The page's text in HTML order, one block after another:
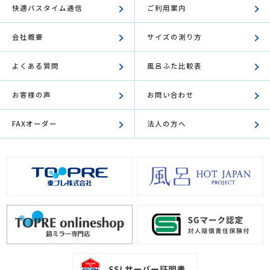
快適バスタイム通信 ご利用案内
会社概要 サイズの測り方
よくある質問 風呂ふた比較表
お客様の声 お問い合わせ
FAXオーダー 法人の方へ